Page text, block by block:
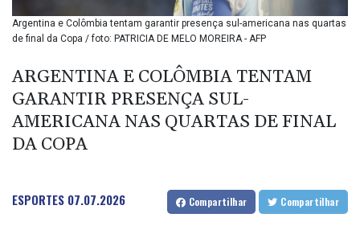
CAD 1.615497
CDF 2604.376508
CHF 0.934643
CLP 1055.440971
CNY 7.777463
CNH 7.774433
COP 3641.932253
CVE 110.303663
Argentina e Colômbia tentam garantir presença sul-americana nas quartas
de final da Copa / foto: PATRICIA DE MELO MOREIRA - AFP
ARGENTINA E COLÔMBIA TENTAM
GARANTIR PRESENÇA SUL-
AMERICANA NAS QUARTAS DE FINAL
DA COPA
ESPORTES 07.07.2026 Compartilhar Compartilhar